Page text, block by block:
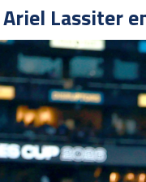
Lassiter